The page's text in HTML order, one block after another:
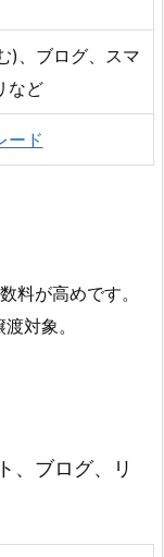
)、ブログ、スマ
など
ード
料が高めです。
対象。
、ブログ、リ